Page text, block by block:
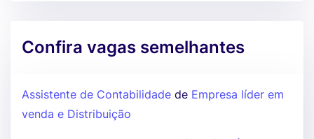
Confira vagas semelhantes
Assistente de Contabilidade de Empresa líder em
venda e Distribuição